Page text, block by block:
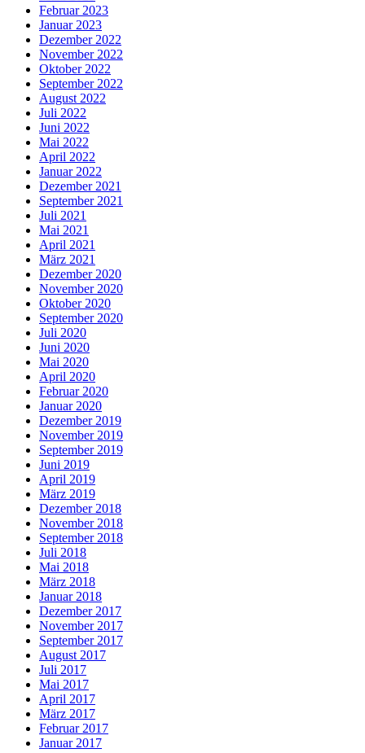
Februar 2023
Januar 2023
Dezember 2022
November 2022
Oktober 2022
September 2022
August 2022
Juli 2022
Juni 2022
Mai 2022
April 2022
Januar 2022
Dezember 2021
September 2021
Juli 2021
Mai 2021
April 2021
März 2021
Dezember 2020
November 2020
Oktober 2020
September 2020
Juli 2020
Juni 2020
Mai 2020
April 2020
Februar 2020
Januar 2020
Dezember 2019
November 2019
September 2019
Juni 2019
April 2019
März 2019
Dezember 2018
November 2018
September 2018
Juli 2018
Mai 2018
März 2018
Januar 2018
Dezember 2017
November 2017
September 2017
August 2017
Juli 2017
Mai 2017
April 2017
März 2017
Februar 2017
Januar 2017